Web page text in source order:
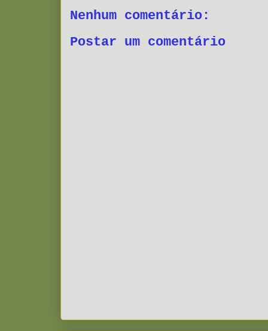
Nenhum comentário:
Postar um comentário